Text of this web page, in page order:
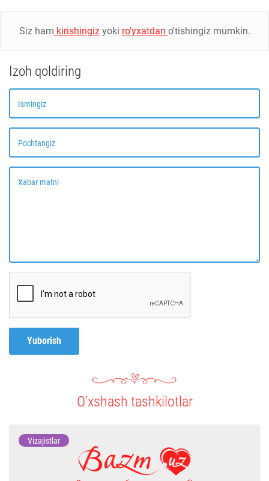
Siz ham kirishingizyoki ro'yxatdan o'tishingiz mumkin.
Izoh qoldiring
Ismingiz
Pochtangiz
Xabar matni
Yuborish
O'xshash tashkilotlar
Vizajistlar